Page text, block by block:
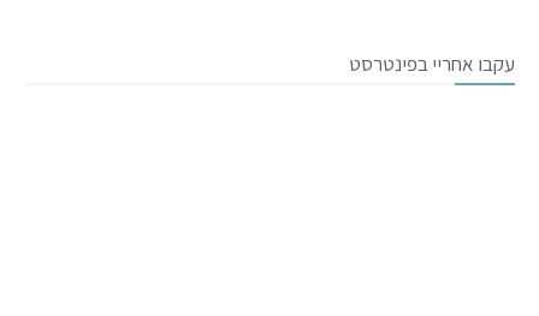
עקבו אחריי בפינטרסט